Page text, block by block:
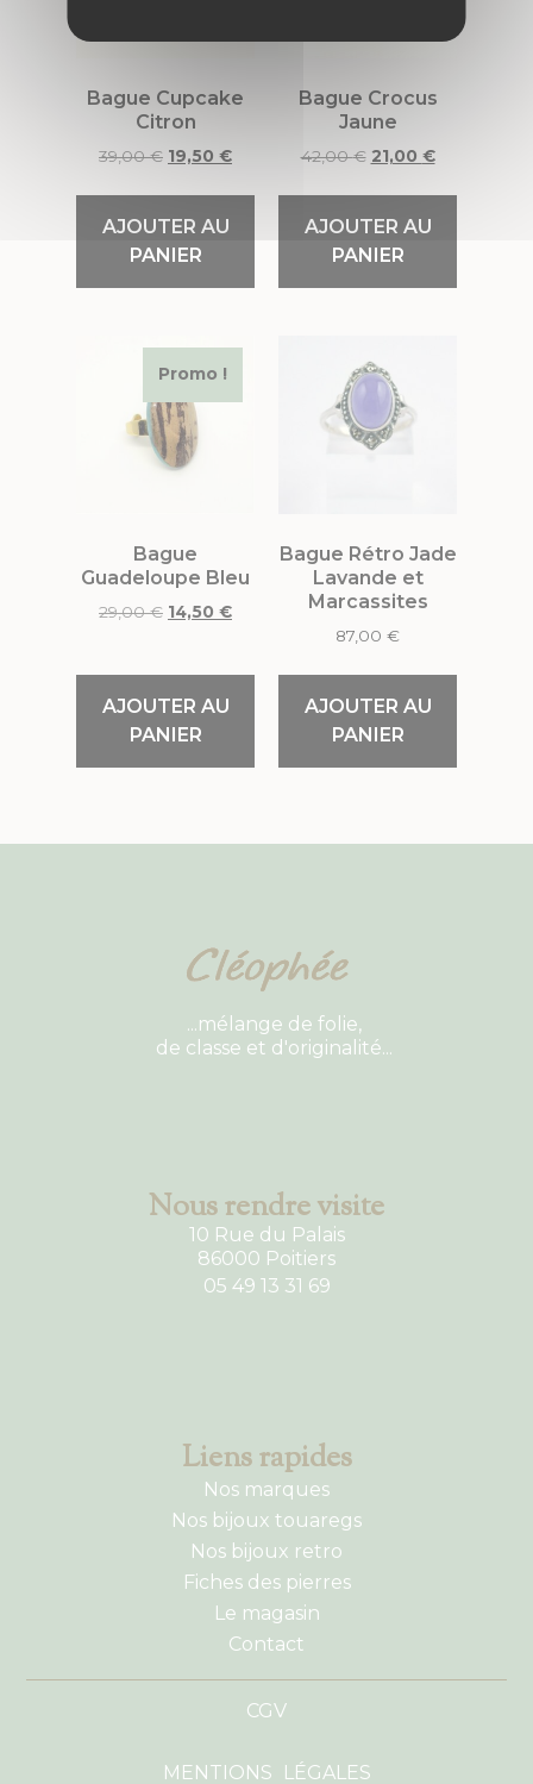
Bague Cupcake
Citron
39,00€ 19,50 €
AJOUTER AU
PANIER
Bague Crocus
Jaune
42,00€ 21,00 €
AJOUTER AU
PANIER
Promo !
Bague
Guadeloupe Bleu
29,00€ 14,50 €
AJOUTER AU
PANIER
Bague Rétro Jade
Lavande et
Marcassites
87,00 €
AJOUTER AU
PANIER
...mélange de folie,
de classe et d'originalité...
Nous rendre visite
10 Rue du Palais
86000 Poitiers
05 49 13 31 69
Liens rapides
Nos marques
Nos bijoux touaregs
Nos bijoux retro
Fiches des pierres
Le magasin
Contact
CGV
MENTIONS LÉGALES